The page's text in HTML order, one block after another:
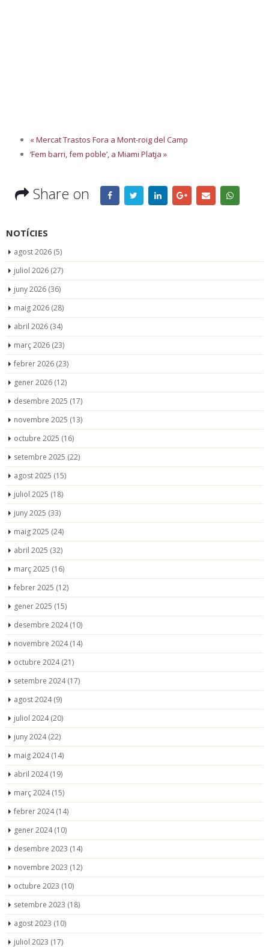
«Mercat Trastos Fora a Mont-roig del Camp
‘Fem barri, fem poble’, a Miami Platja »
Share on
NOTÍCIES
agost 2026 (5)
juliol 2026 (27)
juny 2026 (36)
maig 2026 (28)
abril 2026 (34)
març 2026 (23)
febrer 2026 (23)
gener 2026 (12)
desembre 2025 (17)
novembre 2025 (13)
octubre 2025 (16)
setembre 2025 (22)
agost 2025 (15)
juliol 2025 (18)
juny 2025 (33)
maig 2025 (24)
abril 2025 (32)
març 2025 (16)
febrer 2025 (12)
gener 2025 (15)
desembre 2024(10)
novembre 2024(14)
octubre 2024(21)
setembre 2024(17)
agost 2024(9)
juliol 2024(20)
juny 2024(22)
maig 2024(14)
abril 2024(19)
març 2024(15)
febrer 2024(14)
gener 2024(10)
desembre 2023 (14)
novembre 2023 (12)
octubre 2023 (10)
setembre 2023 (18)
agost 2023 (10)
juliol 2023 (17)